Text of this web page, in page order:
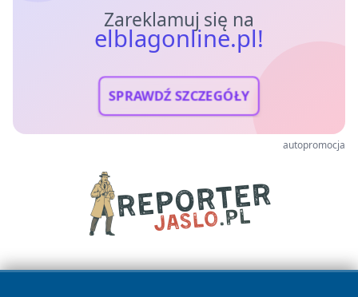
Zareklamuj się na
elblagonline.pl!
SPRAWDŹ SZCZEGÓŁY
autopromocja